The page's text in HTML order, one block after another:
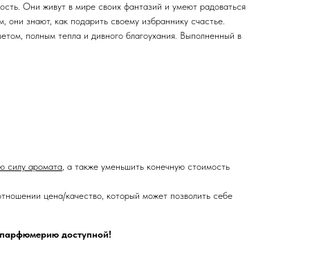
Они живут в мире своих фантазий и умеют радоваться
знают, как подарить своему избраннику счастье.
полным тепла и дивного благоухания. Выполненный в
силу аромата, а также уменьшить конечную стоимость
цена/качество, который может позволить себе
доступной!